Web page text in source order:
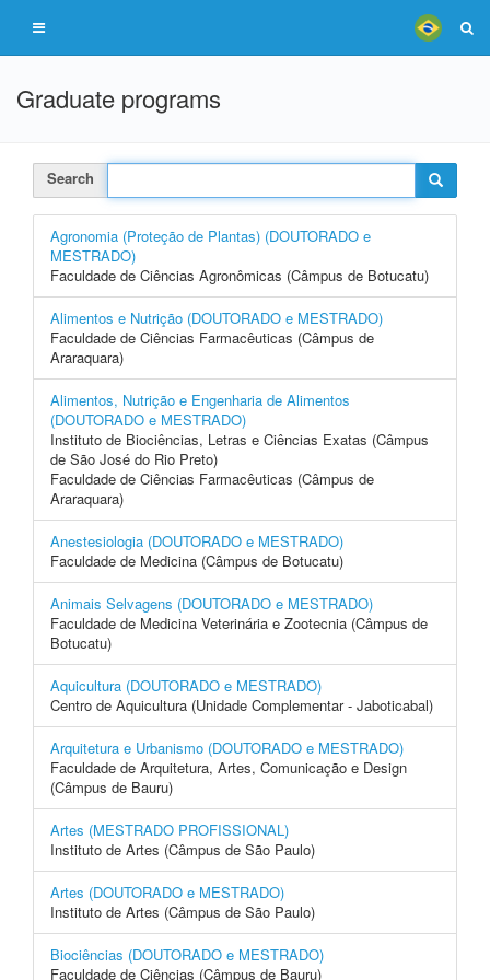
Graduate programs
Search
Agronomia (Proteção de Plantas) (DOUTORADO e
MESTRADO)
Faculdade de Ciências Agronômicas (Câmpus de Botucatu)
Alimentos e Nutrição (DOUTORADO e MESTRADO)
Faculdade de Ciências Farmacêuticas (Câmpus de
Araraquara)
Alimentos, Nutrição e Engenharia de Alimentos
(DOUTORADO e MESTRADO)
Instituto de Biociências, Letras e Ciências Exatas (Câmpus
de São José do Rio Preto)
Faculdade de Ciências Farmacêuticas (Câmpus de
Araraquara)
Anestesiologia (DOUTORADO e MESTRADO)
Faculdade de Medicina (Câmpus de Botucatu)
Animais Selvagens (DOUTORADO e MESTRADO)
Faculdade de Medicina Veterinária e Zootecnia (Câmpus de
Botucatu)
Aquicultura (DOUTORADO e MESTRADO)
Centro de Aquicultura (Unidade Complementar - Jaboticabal)
Arquitetura e Urbanismo (DOUTORADO e MESTRADO)
Faculdade de Arquitetura, Artes, Comunicação e Design
(Câmpus de Bauru)
Artes (MESTRADO PROFISSIONAL)
Instituto de Artes (Câmpus de São Paulo)
Artes (DOUTORADO e MESTRADO)
Instituto de Artes (Câmpus de São Paulo)
Biociências (DOUTORADO e MESTRADO)
Faculdade de Ciências (Câmpus de Bauru)